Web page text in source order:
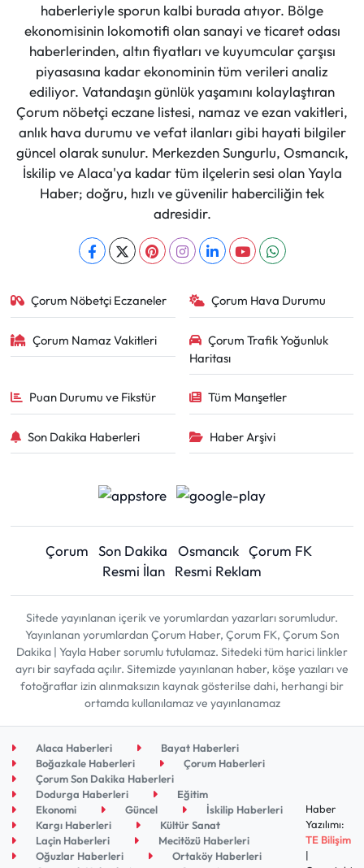
haberleriyle sporun kalbi burada atıyor. Bölge
ekonomisinin lokomotifi olan sanayi ve ticaret odası
haberlerinden, altın fiyatları ve kuyumcular çarşısı
piyasasına kadar ekonominin tüm verileri analiz
ediliyor. Vatandaşın günlük yaşamını kolaylaştıran
Çorum nöbetçi eczane listesi, namaz ve ezan vakitleri,
anlık hava durumu ve vefat ilanları gibi hayati bilgiler
güncel olarak sunulur. Merkezden Sungurlu, Osmancık,
İskilip ve Alaca'ya kadar tüm ilçelerin sesi olan Yayla
Haber; doğru, hızlı ve güvenilir haberciliğin tek
adresidir.
Çorum Nöbetçi Eczaneler Çorum Hava Durumu
Çorum Namaz Vakitleri
Çorum Trafik Yoğunluk
Haritası
Puan Durumu ve Fikstür Tüm Manşetler
Son Dakika Haberleri Haber Arşivi
Çorum Son Dakika Osmancık Çorum FK
Resmi İlan
Resmi Reklam
Sitede yayınlanan içerik ve yorumlardan yazarları sorumludur.
Yayınlanan yorumlardan Çorum Haber, Çorum FK, Çorum Son
Dakika | Yayla Haber sorumlu tutulamaz. Sitedeki tüm harici linkler
ayrı bir sayfada açılır. Sitemizde yayınlanan haber, köşe yazıları ve
fotoğraflar izin alınmaksızın kaynak gösterilse dahi, herhangi bir
ortamda kullanılamaz ve yayınlanamaz
Alaca Haberleri
Bayat Haberleri
Boğazkale Haberleri
Çorum Haberleri
Çorum Son Dakika Haberleri
Dodurga Haberleri
Eğitim
Ekonomi
Güncel
İskilip Haberleri
Kargı Haberleri
Kültür Sanat
Laçin Haberleri
Mecitözü Haberleri
Oğuzlar Haberleri
Ortaköy Haberleri
Haber
Yazılımı:
TE Bilişim
|